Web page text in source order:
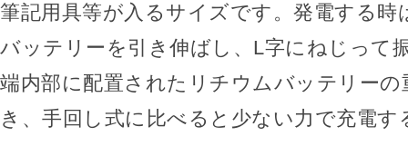
筆記用具等が入るサイズです。発電する時
バッテリーを引き伸ばし、L字にねじって
端内部に配置されたリチウムバッテリーの
き、手回し式に比べると少ない力で充電す